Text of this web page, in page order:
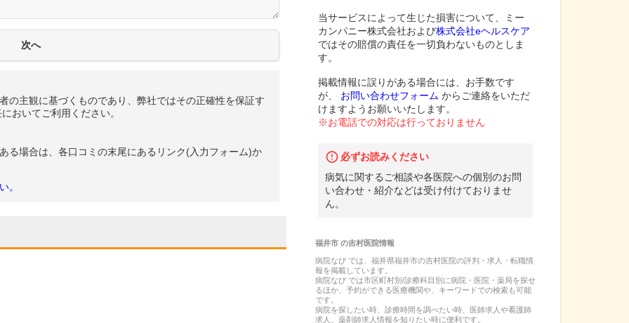
の主観に基づくものであり、弊社ではその正確性を保証す
おいてご利用ください。
る場合は、各口コミの末尾にあるリンク(入力フォーム)か
。
当サービスによって生じた損害について、ミー
カンパニー株式会社および株式会社eヘルスケア
ではその賠償の責任を一切負わないものとしま
す。
掲載情報に誤りがある場合には、お手数です
が、
お問い合わせフォーム からご連絡をいただ
けますようお願いいたします。
※お電話での対応は行っておりません
必ずお読みください
病気に関するご相談や各医院への個別のお問
い合わせ・紹介などは受け付けておりませ
ん。
福井市の吉村医院情報
病院なび では、 福井県福井市の吉村医院の評判・求人・転職情
報を掲載しています。
病院なび では市区町村別/診療科目別に病院・医院・薬局を探せ
るほか、予約ができる医療機関や、キーワードでの検索も可能
です。
病院を探したい時、診療時間を調べたい時、医師求人や看護師
求人、薬剤師求人情報を知りたい時に便利です。